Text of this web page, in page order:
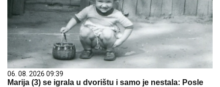
06. 08. 2026 09:39
Marija (3) se igrala u dvorištu i samo je nestala: Posle